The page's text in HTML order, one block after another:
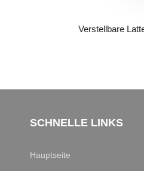
Verstellbare
SCHNELLE LINKS
Hauptseite